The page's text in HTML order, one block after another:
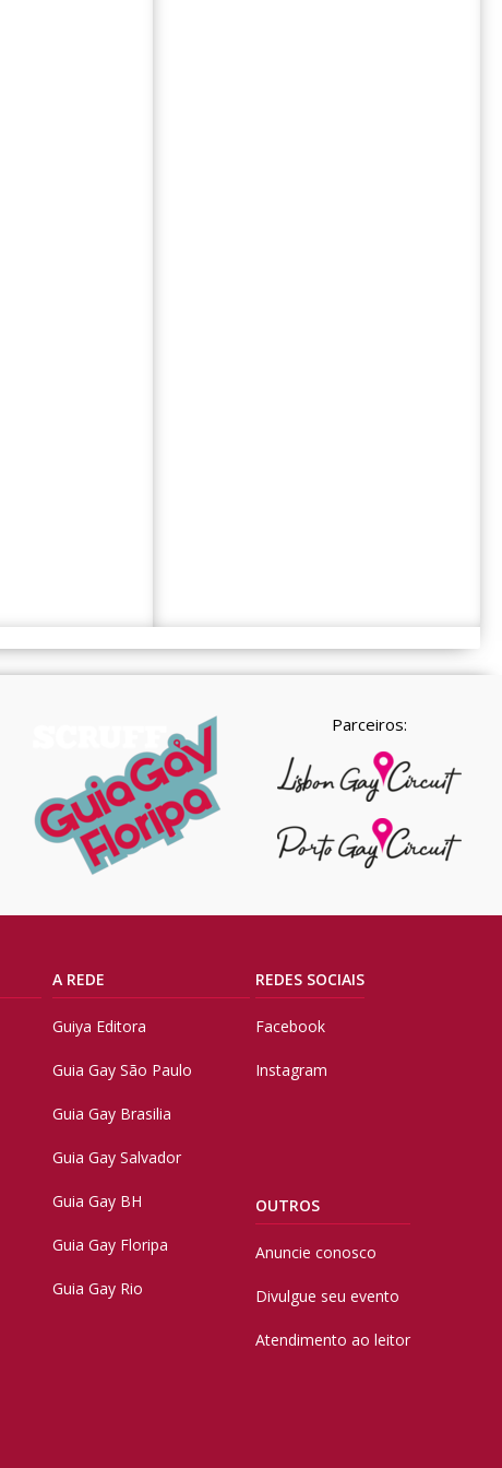
Parceiros:
A REDE
Guiya Editora
Guia Gay São Paulo
Guia Gay Brasilia
Guia Gay Salvador
Guia Gay BH
Guia Gay Floripa
Guia Gay Rio
REDES SOCIAIS
Facebook
Instagram
OUTROS
Anuncie conosco
Divulgue seu evento
Atendimento ao leitor